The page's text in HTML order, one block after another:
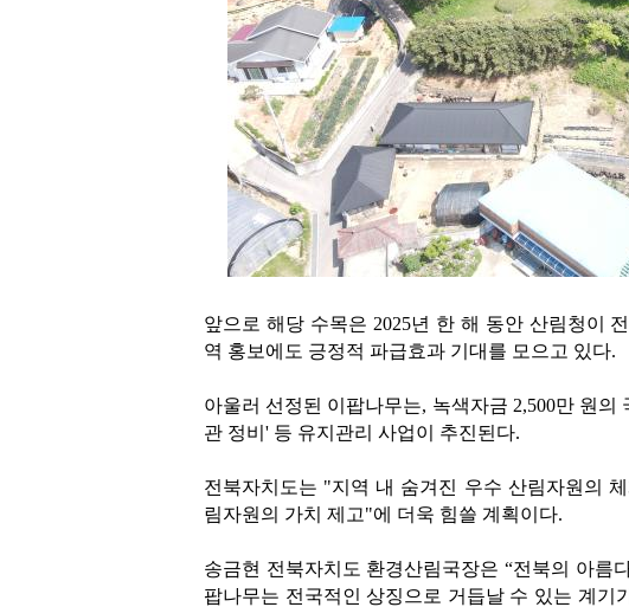
앞으로 해당 수목은 2025년 한 해 동안 산림청이
역 홍보에도 긍정적 파급효과 기대를 모으고 있다.
아울러 선정된 이팝나무는, 녹색자금 2,500만 원
관 정비' 등 유지관리 사업이 추진된다.
전북자치도는 "지역 내 숨겨진 우수 산림자원의
림자원의 가치 제고"에 더욱 힘쓸 계획이다.
송금현 전북자치도 환경산림국장은 “전북의 아름
팝나무는 전국적인 상징으로 거듭날 수 있는 계기